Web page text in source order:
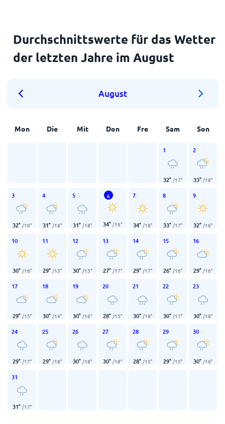
Durchschnittswerte für das Wetter
der letzten Jahre im August
August
Mon Die Mit Don Fre Sam Son
1
32° /17°
2
33° /18°
3
32° /19°
4
31° /18°
5
31° /18°
6
34° /16°
7
34° /18°
8
33° /17°
9
32° /16°
10
30° /16°
11
29° /15°
12
30° /15°
13
27° /17°
14
29° /17°
15
26° /16°
16
29° /16°
17
29° /15°
18
30° /14°
19
30° /16°
20
28° /15°
21
30° /18°
22
30° /17°
23
30° /18°
24
29° /17°
25
29° /18°
26
30° /18°
27
30° /18°
28
28° /15°
29
29° /15°
30
30° /16°
31
31° /17°